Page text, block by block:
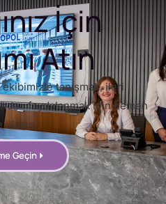
İçin
Atın
tanışmak, ileri
faydalanmak için hemen
ulaşın.
Geçin